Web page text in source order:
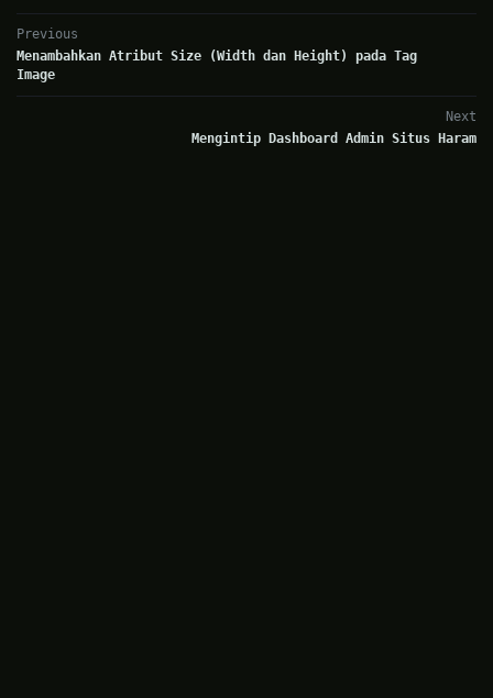
Previous
Menambahkan Atribut Size (Width dan Height) pada Tag
Image
Next
Mengintip Dashboard Admin Situs Haram